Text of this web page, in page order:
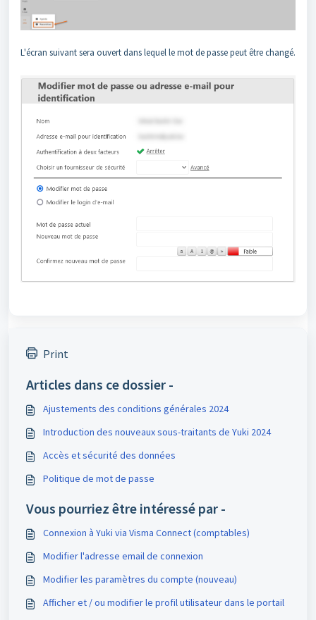
L'écran suivant sera ouvert dans lequel le mot de passe peut être changé.
Print
Articles dans ce dossier -
Ajustements des conditions générales 2024
Introduction des nouveaux sous-traitants de Yuki 2024
Accès et sécurité des données
Politique de mot de passe
Vous pourriez être intéressé par -
Connexion à Yuki via Visma Connect (comptables)
Modifier l'adresse email de connexion
Modifier les paramètres du compte (nouveau)
Afficher et / ou modifier le profil utilisateur dans le portail